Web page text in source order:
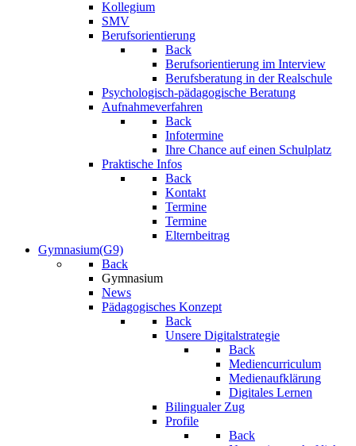
Kollegium
SMV
Berufsorientierung
Back
Berufsorientierung im Interview
Berufsberatung in der Realschule
Psychologisch-pädagogische Beratung
Aufnahmeverfahren
Back
Infotermine
Ihre Chance auf einen Schulplatz
Praktische Infos
Back
Kontakt
Termine
Termine
Elternbeitrag
Gymnasium(G9)
Back
Gymnasium
News
Pädagogisches Konzept
Back
Unsere Digitalstrategie
Back
Mediencurriculum
Medienaufklärung
Digitales Lernen
Bilingualer Zug
Profile
Back